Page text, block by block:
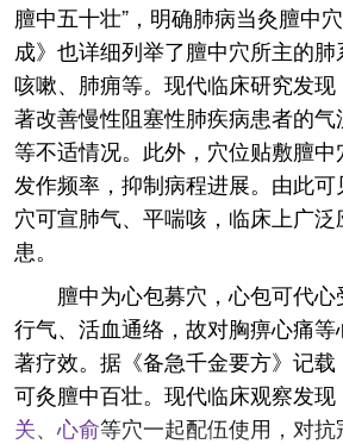
膻中五十壮”，明确肺病当灸膻中
成》也详细列举了膻中穴所主的肺
咳嗽、肺痈等。现代临床研究发
著改善慢性阻塞性肺疾病患者的
等不适情况。此外，穴位贴敷膻
发作频率，抑制病程进展。由此
穴可宣肺气、平喘咳，临床上广
患。
膻中为心包募穴，心包可代
行气、活血通络，故对胸痹心痛
著疗效。据《备急千金要方》记载
可灸膻中百壮。现代临床观察发
关、心俞等穴一起配伍使用，对